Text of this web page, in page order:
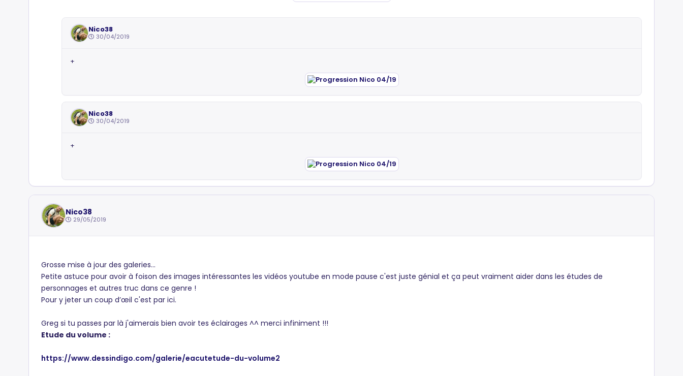
Nico38
30/04/2019
+
Nico38
30/04/2019
+
Nico38
29/05/2019
Grosse mise à jour des galeries...
Petite astuce pour avoir à foison des images intéressantes les vidéos youtube en mode pause c'est juste génial et ça peut vraiment aider dans les études de
personnages et autres truc dans ce genre !
Pour y jeter un coup d’œil c'est par ici.
Greg si tu passes par là j'aimerais bien avoir tes éclairages ^^ merci infiniment !!!
Etude du volume :
https://www.dessindigo.com/galerie/eacutetude-du-volume2